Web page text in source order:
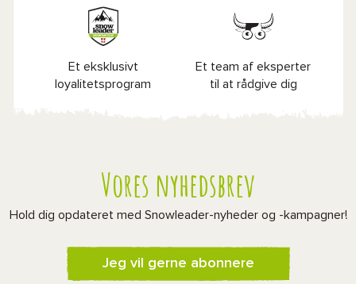
Et eksklusivt
loyalitetsprogram
Et team af eksperter
til at rådgive dig
Vores nyhedsbrev
Hold dig opdateret med Snowleader-nyheder og -kampagner!
Jeg vil gerne abonnere